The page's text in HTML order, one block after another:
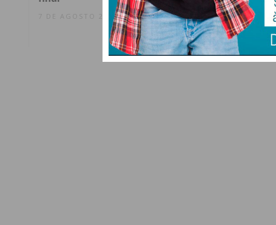
7 DE AGOSTO 2026
Agricultura
7 DE AGOSTO 2026